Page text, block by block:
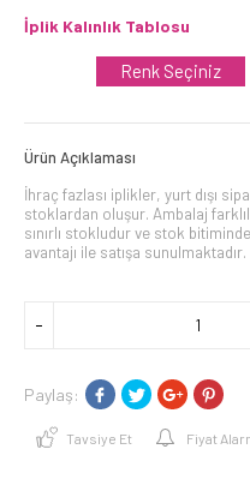
İplik Kalınlık Tablosu
Renk Seçiniz
Ürün Açıklaması
İhraç fazlası iplikler, yurt dışı
stoklardan oluşur. Ambalaj
sınırlı stokludur ve stok
avantajı ile satışa sunulmaktadır.
Paylaş:
Tavsiye Et Fiyat